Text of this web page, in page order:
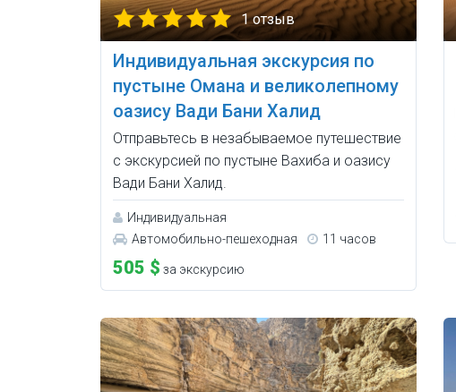
1 отзыв
Индивидуальная экскурсия по
пустыне Омана и великолепному
оазису Вади Бани Халид
Отправьтесь в незабываемое путешествие
с экскурсией по пустыне Вахиба и оазису
Вади Бани Халид.
Индивидуальная
Автомобильно-пешеходная
11 часов
505 $ за экскурсию